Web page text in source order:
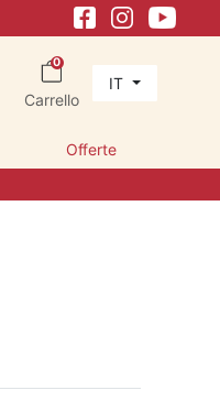
0
Carrello
IT
Offerte